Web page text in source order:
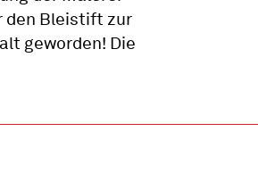
den Bleistift zur
geworden! Die